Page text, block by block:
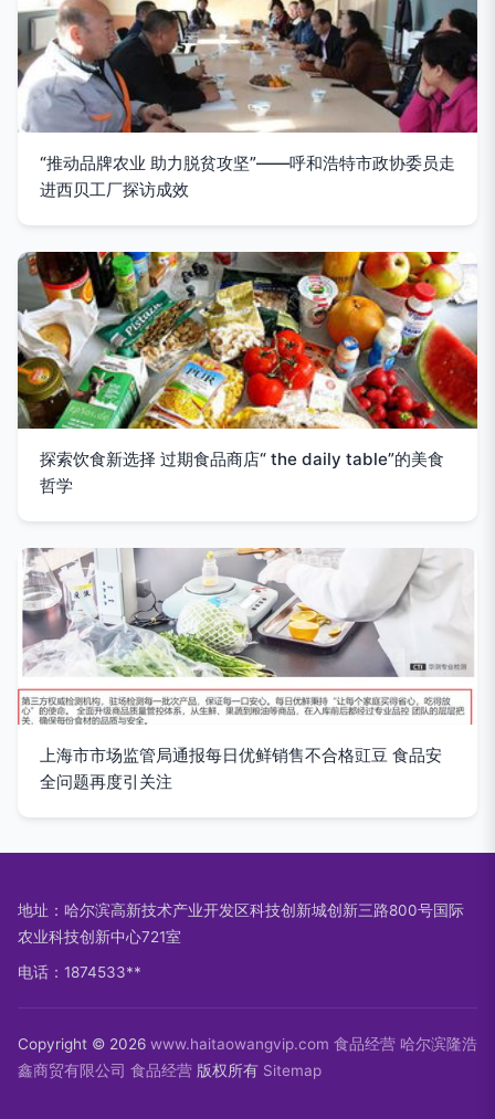
“推动品牌农业 助力脱贫攻坚”——呼和浩特市政协委员走
进西贝工厂探访成效
探索饮食新选择 过期食品商店“ the daily table”的美食
哲学
上海市市场监管局通报每日优鲜销售不合格豇豆 食品安
全问题再度引关注
地址：哈尔滨高新技术产业开发区科技创新城创新三路800号国际
农业科技创新中心721室
电话：1874533**
Copyright © 2026 www.haitaowangvip.com 食品经营 哈尔滨隆浩
鑫商贸有限公司 食品经营 版权所有 Sitemap